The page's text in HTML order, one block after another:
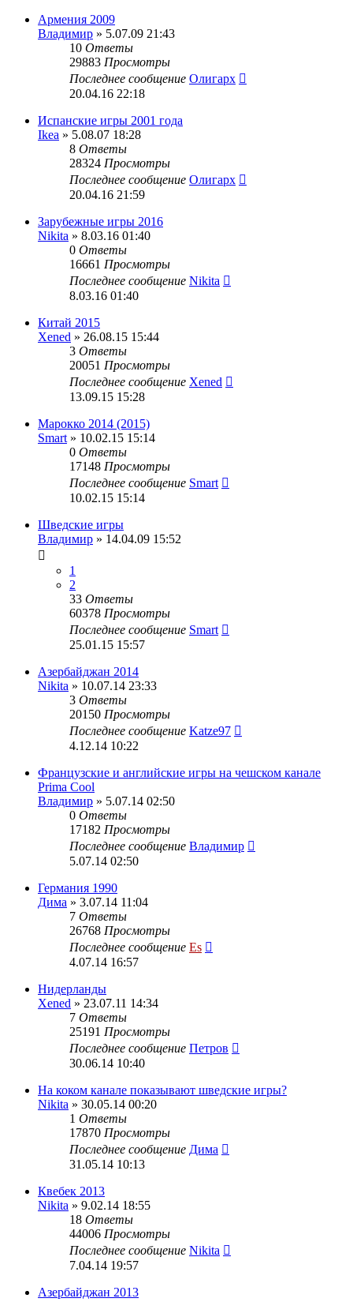
Армения 2009
Владимир » 5.07.09 21:43
10 Ответы
29883 Просмотры
Последнее сообщение Олигарх
20.04.16 22:18
Испанские игры 2001 года
Ikea » 5.08.07 18:28
8 Ответы
28324 Просмотры
Последнее сообщение Олигарх
20.04.16 21:59
Зарубежные игры 2016
Nikita » 8.03.16 01:40
0 Ответы
16661 Просмотры
Последнее сообщение Nikita
8.03.16 01:40
Китай 2015
Xened » 26.08.15 15:44
3 Ответы
20051 Просмотры
Последнее сообщение Xened
13.09.15 15:28
Марокко 2014 (2015)
Smart » 10.02.15 15:14
0 Ответы
17148 Просмотры
Последнее сообщение Smart
10.02.15 15:14
Шведские игры
Владимир » 14.04.09 15:52
1
2
33 Ответы
60378 Просмотры
Последнее сообщение Smart
25.01.15 15:57
Азербайджан 2014
Nikita » 10.07.14 23:33
3 Ответы
20150 Просмотры
Последнее сообщение Katze97
4.12.14 10:22
Французские и английские игры на чешском канале
Prima Cool
Владимир » 5.07.14 02:50
0 Ответы
17182 Просмотры
Последнее сообщение Владимир
5.07.14 02:50
Германия 1990
Дима » 3.07.14 11:04
7 Ответы
26768 Просмотры
Последнее сообщение Es
4.07.14 16:57
Нидерланды
Xened » 23.07.11 14:34
7 Ответы
25191 Просмотры
Последнее сообщение Петров
30.06.14 10:40
На коком канале показывают шведские игры?
Nikita » 30.05.14 00:20
1 Ответы
17870 Просмотры
Последнее сообщение Дима
31.05.14 10:13
Квебек 2013
Nikita » 9.02.14 18:55
18 Ответы
44006 Просмотры
Последнее сообщение Nikita
7.04.14 19:57
Азербайджан 2013